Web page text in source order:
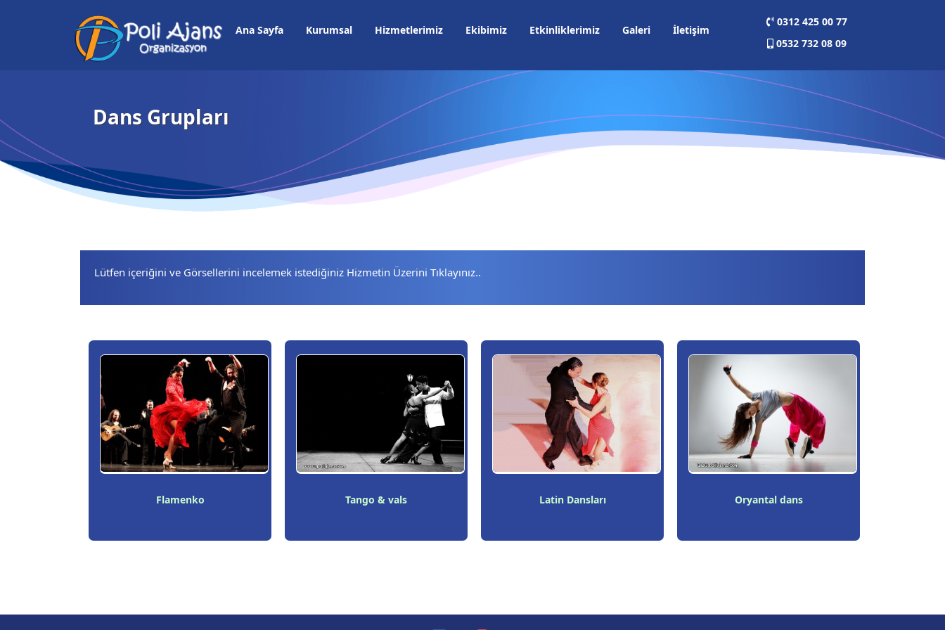
Ana Sayfa Kurumsal Hizmetlerimiz Ekibimiz Etkinliklerimiz Galeri İletişim
0312 425 00 77
0532 732 08 09
Dans Grupları
Lütfen içeriğini ve Görsellerini incelemek istediğiniz Hizmetin Üzerini Tıklayınız..
Flamenko Tango & vals Latin Dansları Oryantal dans